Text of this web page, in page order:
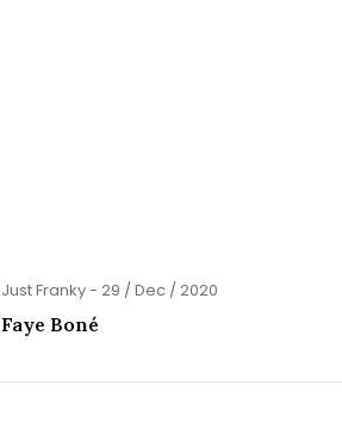
Just Franky - 29 / Dec / 2020
Faye Boné